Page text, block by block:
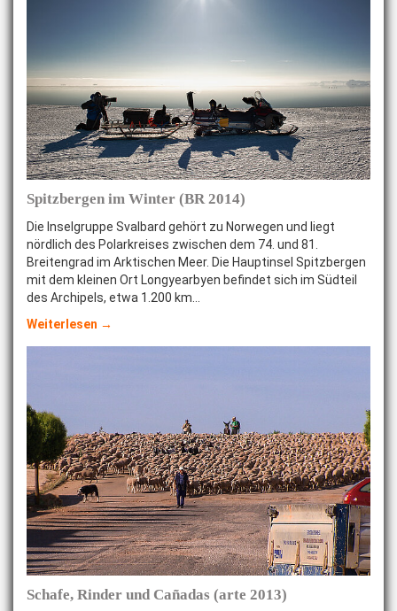
Spitzbergen im Winter (BR 2014)
Die Inselgruppe Svalbard gehört zu Norwegen und liegt
nördlich des Polarkreises zwischen dem 74. und 81.
Breitengrad im Arktischen Meer. Die Hauptinsel Spitzbergen
mit dem kleinen Ort Longyearbyen befindet sich im Südteil
des Archipels, etwa 1.200 km…
Weiterlesen →
Schafe, Rinder und Cañadas (arte 2013)